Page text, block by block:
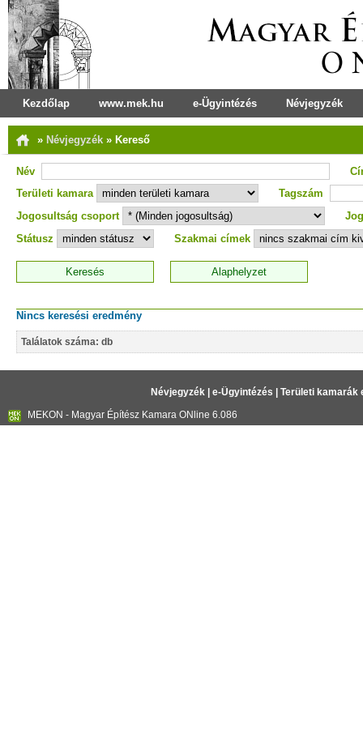
Kezdőlap www.mek.hu e-Ügyintézés Névjegyzék
» Névjegyzék » Kereső
Név
Területi kamara
Tagszám
Jogosultság csoport
Státusz
Szakmai címek
Nincs keresési eredmény
Találatok száma: db
Névjegyzék| e-Ügyintézés
Területi kamarák
MEKON - Magyar Építész Kamara ONline 6.086